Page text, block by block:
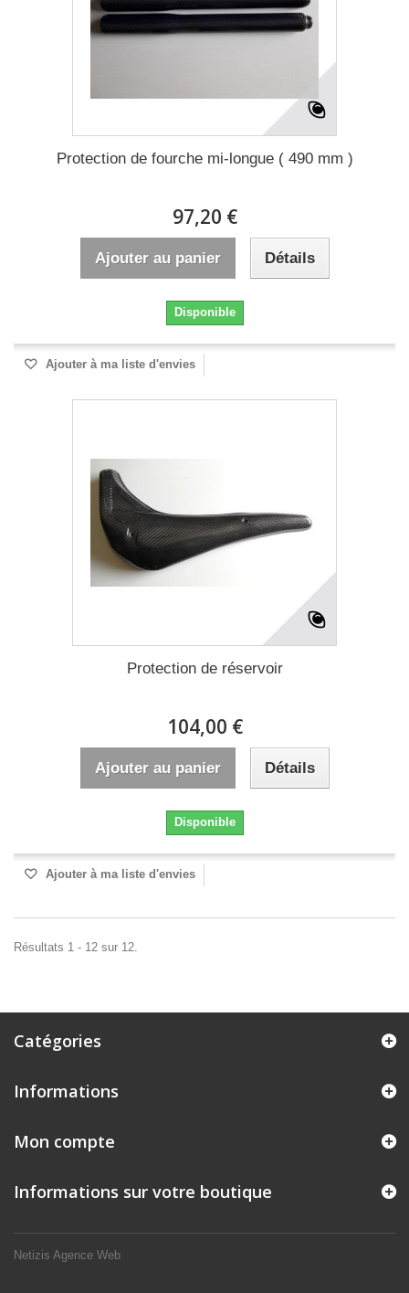
Protection de fourche mi-longue ( 490 mm )
97,20 €
Ajouter au panier Détails
Disponible
Ajouter à ma liste d'envies
Protection de réservoir
104,00 €
Ajouter au panier Détails
Disponible
Ajouter à ma liste d'envies
Résultats 1 - 12 sur 12.
Catégories
Informations
Netizis Agence Web
Mon compte
Informations sur votre boutique